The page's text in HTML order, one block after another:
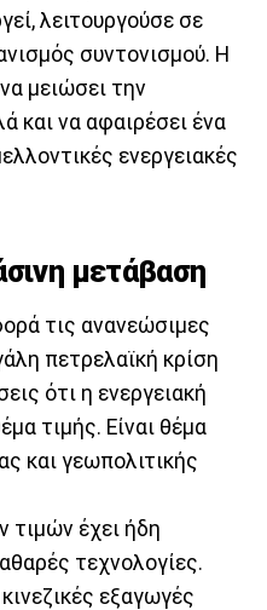
λειτουργούσε σε
συντονισμού. Η
μειώσει την
και να αφαιρέσει ένα
ενεργειακές
μετάβαση
τις ανανεώσιμες
πετρελαϊκή κρίση
ότι η ενεργειακή
τιμής. Είναι θέμα
και γεωπολιτικής
τιμών έχει ήδη
τεχνολογίες.
εξαγωγές